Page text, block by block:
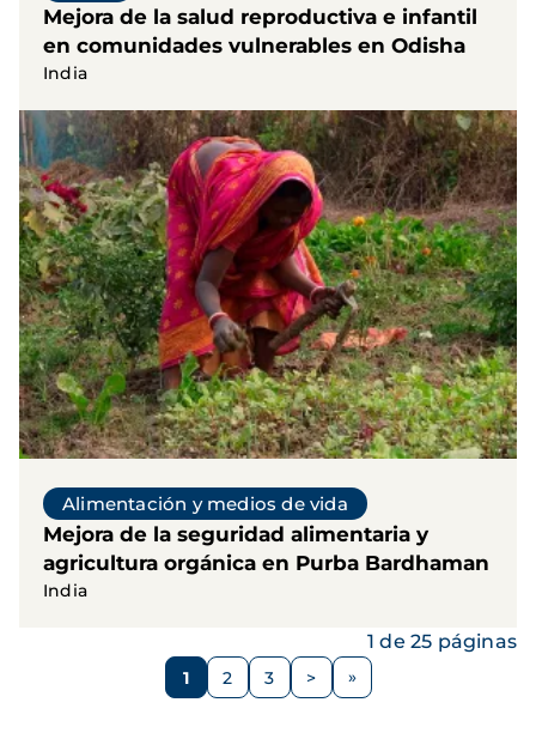
Mejora de la salud reproductiva e infantil
en comunidades vulnerables en Odisha
India
Alimentación y medios de vida
Mejora de la seguridad alimentaria y
agricultura orgánica en Purba Bardhaman
India
Página
1 Página
2 Página
3
Siguiente
>
1 de 25 páginas